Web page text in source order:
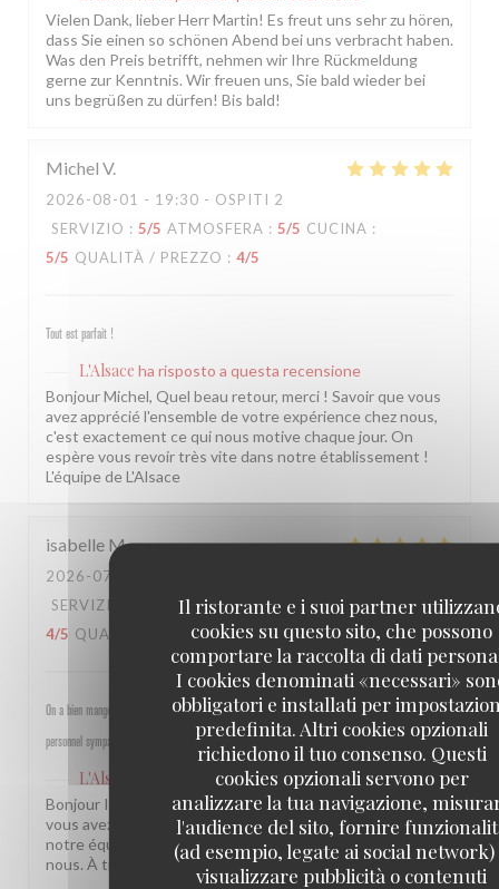
Il ristorante e i suoi partner
cookies su questo sito, che possono
comportare la raccolta di dati
I cookies denominati «necessari»
obbligatori e installati per
predefinita. Altri cookies opzionali
richiedono il tuo consenso. Questi
cookies opzionali servono per
analizzare la tua navigazione,
l'audience del sito, fornire
(ad esempio, legate ai social network)
visualizzare pubblicità o contenuti
Vielen Dank, lieber Herr Martin! Es freut uns sehr zu hören,
dass Sie einen so schönen Abend bei uns verbracht haben.
Was den Preis betrifft, nehmen wir Ihre Rückmeldung
gerne zur Kenntnis. Wir freuen uns, Sie bald wieder bei
uns begrüßen zu dürfen! Bis bald!
Michel V
2026-08-01 - 19:30 - OSPITI 2
SERVIZIO : 5/5 ATMOSFERA : 5/5 CUCINA :
5/5 QUALITÀ / PREZZO : 4/5
Tout est parfait !
L'Alsace ha risposto a questa recensione
Bonjour Michel, Quel beau retour, merci ! Savoir que vous
avez apprécié l'ensemble de votre expérience chez nous,
c'est exactement ce qui nous motive chaque jour. On
espère vous revoir très vite dans notre établissement !
L'équipe de L'Alsace
isabelle M
2026-07-30
SERVIZIO
ATMOSFERA: 5 /5 CUCINA:
4/5 QUALITÀ / PREZZO: 4/5
On a bien mangé, bon rapport qualité prix pour les champs, très bel emplacement, peu d attente,
personnel sympathique et efficace.
L'Alsace
ha risposto a questa recensione
Bonjour Isabelle, Merci pour ce beau retour ! Savoir que
vous avez passé un bon moment près des Champs et que
notre équipe a été à la hauteur, c'est une vraie fierté pour
nous. À très bientôt ! L'équipe de L'Alsace